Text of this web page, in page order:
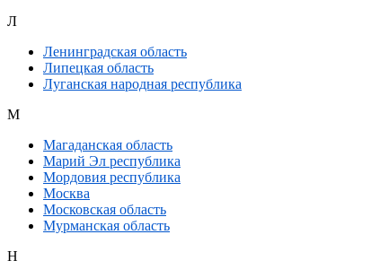
Л
Ленинградская область
Липецкая область
Луганская народная республика
М
Магаданская область
Марий Эл республика
Мордовия республика
Москва
Московская область
Мурманская область
Н